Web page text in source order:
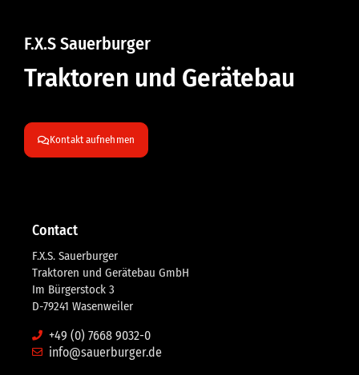
F.X.S Sauerburger
Traktoren und Gerätebau
Kontakt aufnehmen
Contact
F.X.S. Sauerburger
Traktoren und Gerätebau GmbH
Im Bürgerstock 3
D-79241 Wasenweiler
+49 (0) 7668 9032-0
info@sauerburger.de